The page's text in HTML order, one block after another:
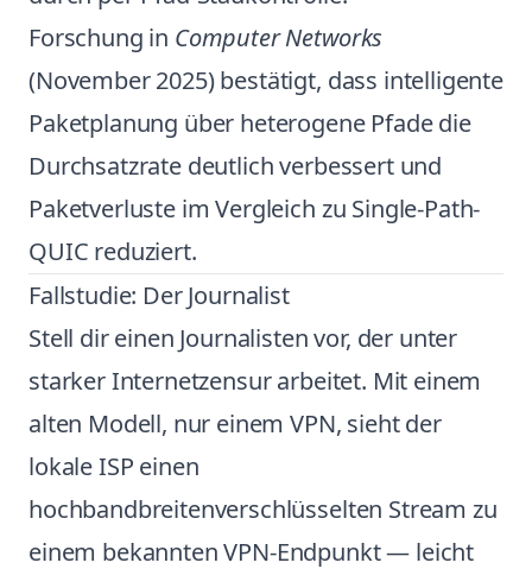
Forschung in Computer Networks
(November 2025) bestätigt, dass intelligente
Paketplanung über heterogene Pfade die
Durchsatzrate deutlich verbessert und
Paketverluste im Vergleich zu Single-Path-
QUIC reduziert.
Fallstudie: Der Journalist
Stell dir einen Journalisten vor, der unter
starker Internetzensur arbeitet. Mit einem
alten Modell, nur einem VPN, sieht der
lokale ISP einen
hochbandbreitenverschlüsselten Stream zu
einem bekannten VPN-Endpunkt — leicht